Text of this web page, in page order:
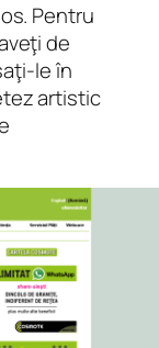
Pentru
de
le în
artistic